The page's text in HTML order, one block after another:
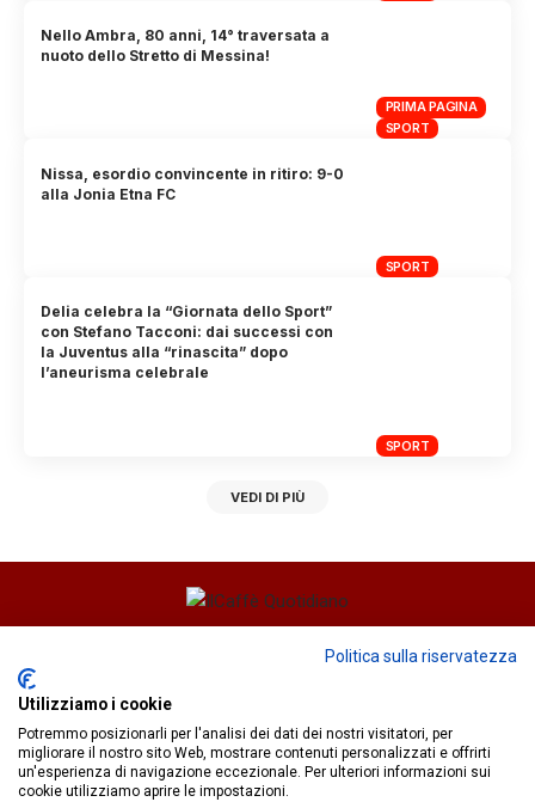
PRIMA PAGINA
SPORT
Nello Ambra, 80 anni, 14° traversata a
nuoto dello Stretto di Messina!
SPORT
Nissa, esordio convincente in ritiro: 9-0
alla Jonia Etna FC
SPORT
Delia celebra la “Giornata dello Sport”
con Stefano Tacconi: dai successi con
la Juventus alla “rinascita” dopo
l’aneurisma celebrale
VEDI DI PIÙ
Fiorella Falci
redazione@ilcaffequotidiano.online
C.F. 92076900858
Chi siamo
Privacy & Cookie Policy
Politica sulla riservatezza
Utilizziamo i cookie
Potremmo posizionarli per l'analisi dei dati dei nostri visitatori, per
migliorare il nostro sito Web, mostrare contenuti personalizzati e offrirti
un'esperienza di navigazione eccezionale. Per ulteriori informazioni sui
cookie utilizziamo aprire le impostazioni.